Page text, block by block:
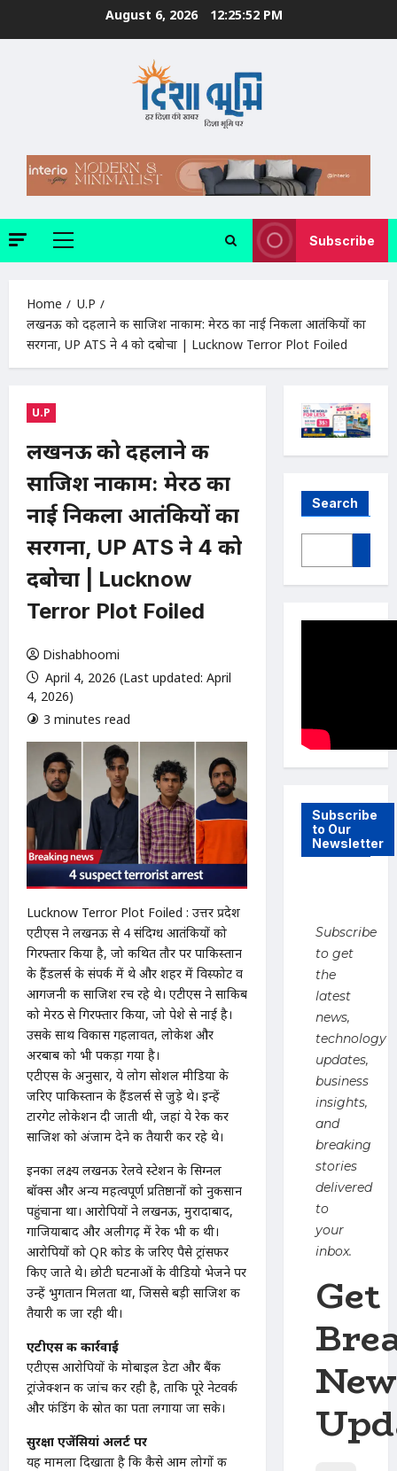
August 6, 2026 12:25:53 PM
Primary
Subscribe
Home
U.P
लखनऊ को दहलाने की साजिश नाकाम: मेरठ का नाई निकला आतंकियों का
सरगना, UP ATS ने 4 को दबोचा | Lucknow Terror Plot Foiled
U.P
लखनऊ को दहलाने की
साजिश नाकाम: मेरठ का
नाई निकला आतंकियों का
सरगना, UP ATS ने 4 को
दबोचा | Lucknow
Terror Plot Foiled
Dishabhoomi
April 4, 2026 (Last updated: April
4, 2026)
3 minutes read
Lucknow Terror Plot Foiled : उत्तर प्रदेश
एटीएस ने लखनऊ से 4 संदिग्ध आतंकियों को
गिरफ्तार किया है, जो कथित तौर पर पाकिस्तान
के हैंडलर्स के संपर्क में थे और शहर में विस्फोट व
आगजनी की साजिश रच रहे थे। एटीएस ने साकिब
को मेरठ से गिरफ्तार किया, जो पेशे से नाई है।
उसके साथ विकास गहलावत, लोकेश और
अरबाब को भी पकड़ा गया है।
एटीएस के अनुसार, ये लोग सोशल मीडिया के
जरिए पाकिस्तान के हैंडलर्स से जुड़े थे। इन्हें
टारगेट लोकेशन दी जाती थी, जहां ये रेकी कर
साजिश को अंजाम देने की तैयारी कर रहे थे।
इनका लक्ष्य लखनऊ रेलवे स्टेशन के सिग्नल
बॉक्स और अन्य महत्वपूर्ण प्रतिष्ठानों को नुकसान
पहुंचाना था। आरोपियों ने लखनऊ, मुरादाबाद,
गाजियाबाद और अलीगढ़ में रेकी भी की थी।
आरोपियों को QR कोड के जरिए पैसे ट्रांसफर
किए जाते थे। छोटी घटनाओं के वीडियो भेजने पर
उन्हें भुगतान मिलता था, जिससे बड़ी साजिश की
तैयारी की जा रही थी।
एटीएस की कार्रवाई
एटीएस आरोपियों के मोबाइल डेटा और बैंक
ट्रांजेक्शन की जांच कर रही है, ताकि पूरे नेटवर्क
और फंडिंग के स्रोत का पता लगाया जा सके।
सुरक्षा एजेंसियां अलर्ट पर
यह मामला दिखाता है कि कैसे आम लोगों की
Search
Subscribe
to Our
Newsletter
Subscribe
to get
the
latest
news,
technology
updates,
business
insights,
and
breaking
stories
delivered
to
your
inbox.
Get